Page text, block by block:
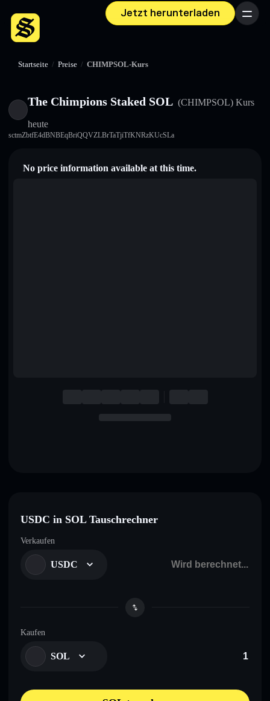
Jetzt herunterladen Menü
Startseite / Preise / CHIMPSOL-Kurs
The Chimpions Staked SOL (CHIMPSOL)Kurs
heute
sctmZbtfE4dBNBEqBriQQVZLBrTaTjiTfKNRzKUcSLa
No price information available at this time.
USDC in SOL Tauschrechner
Verkaufen
USDC
Kaufen
SOL